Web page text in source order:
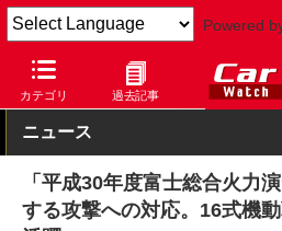
Powered
カテゴリ 過去記事
Car Watch イベント
ニュース
「平成30年度富士総合火力
する攻撃への対応。16式機